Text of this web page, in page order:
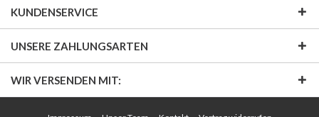
KUNDENSERVICE
UNSERE ZAHLUNGSARTEN
WIR VERSENDEN MIT: